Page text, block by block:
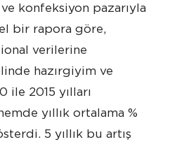
konfeksiyon pazarıyla
bir rapora göre,
verilerine
hazırgiyim ve
ile 2015 yılları
yıllık ortalama %
5 yıllık bu artış